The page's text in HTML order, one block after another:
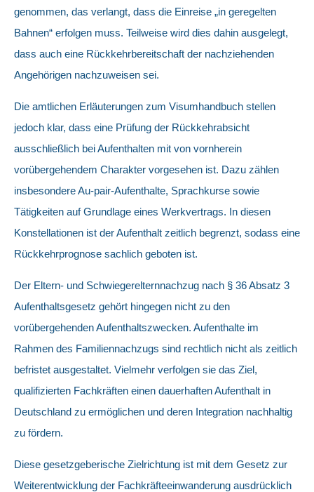
genommen, das verlangt, dass die Einreise „in geregelten
Bahnen“ erfolgen muss. Teilweise wird dies dahin ausgelegt,
dass auch eine Rückkehrbereitschaft der nachziehenden
Angehörigen nachzuweisen sei.
Die amtlichen Erläuterungen zum Visumhandbuch stellen
jedoch klar, dass eine Prüfung der Rückkehrabsicht
ausschließlich bei Aufenthalten mit von vornherein
vorübergehendem Charakter vorgesehen ist. Dazu zählen
insbesondere Au-pair-Aufenthalte, Sprachkurse sowie
Tätigkeiten auf Grundlage eines Werkvertrags. In diesen
Konstellationen ist der Aufenthalt zeitlich begrenzt, sodass eine
Rückkehrprognose sachlich geboten ist.
Der Eltern- und Schwiegerelternnachzug nach § 36 Absatz 3
Aufenthaltsgesetz gehört hingegen nicht zu den
vorübergehenden Aufenthaltszwecken. Aufenthalte im
Rahmen des Familiennachzugs sind rechtlich nicht als zeitlich
befristet ausgestaltet. Vielmehr verfolgen sie das Ziel,
qualifizierten Fachkräften einen dauerhaften Aufenthalt in
Deutschland zu ermöglichen und deren Integration nachhaltig
zu fördern.
Diese gesetzgeberische Zielrichtung ist mit dem Gesetz zur
Weiterentwicklung der Fachkräfteeinwanderung ausdrücklich